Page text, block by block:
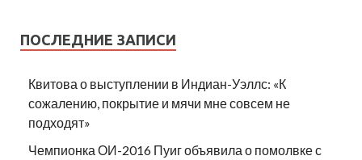
ПОСЛЕДНИЕ ЗАПИСИ
Квитова о выступлении в Индиан-Уэллс: «К
сожалению, покрытие и мячи мне совсем не
подходят»
Чемпионка ОИ-2016 Пуиг объявила о помолвке с